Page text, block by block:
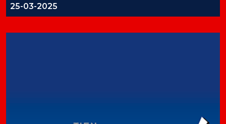
25-03-2025